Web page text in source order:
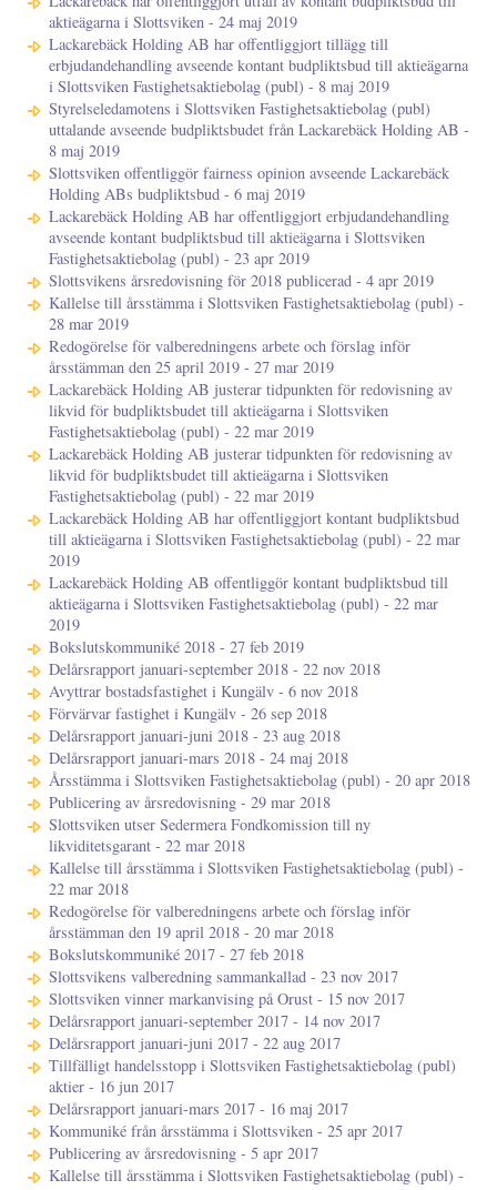
aktieägarna i Slottsviken - 24 maj 2019
Lackarebäck Holding AB har offentliggjort tillägg till
erbjudandehandling avseende kontant budpliktsbud till aktieägarna
i Slottsviken Fastighetsaktiebolag (publ) - 8 maj 2019
Styrelseledamotens i Slottsviken Fastighetsaktiebolag (publ)
uttalande avseende budpliktsbudet från Lackarebäck Holding AB -
8 maj 2019
Slottsviken offentliggör fairness opinion avseende Lackarebäck
Holding ABs budpliktsbud - 6 maj 2019
Lackarebäck Holding AB har offentliggjort erbjudandehandling
avseende kontant budpliktsbud till aktieägarna i Slottsviken
Fastighetsaktiebolag (publ) - 23 apr 2019
Slottsvikens årsredovisning för 2018 publicerad - 4 apr 2019
Kallelse till årsstämma i Slottsviken Fastighetsaktiebolag (publ) -
28 mar 2019
Redogörelse för valberedningens arbete och förslag inför
årsstämman den 25 april 2019 - 27 mar 2019
Lackarebäck Holding AB justerar tidpunkten för redovisning av
likvid för budpliktsbudet till aktieägarna i Slottsviken
Fastighetsaktiebolag (publ) - 22 mar 2019
Lackarebäck Holding AB justerar tidpunkten för redovisning av
likvid för budpliktsbudet till aktieägarna i Slottsviken
Fastighetsaktiebolag (publ) - 22 mar 2019
Lackarebäck Holding AB har offentliggjort kontant budpliktsbud
till aktieägarna i Slottsviken Fastighetsaktiebolag (publ) - 22 mar
2019
Lackarebäck Holding AB offentliggör kontant budpliktsbud till
aktieägarna i Slottsviken Fastighetsaktiebolag (publ) - 22 mar
2019
Bokslutskommuniké 2018 - 27 feb 2019
Delårsrapport januari-september 2018 - 22 nov 2018
Avyttrar bostadsfastighet i Kungälv - 6 nov 2018
Förvärvar fastighet i Kungälv - 26 sep 2018
Delårsrapport januari-juni 2018 - 23 aug 2018
Delårsrapport januari-mars 2018 - 24 maj 2018
Årsstämma i Slottsviken Fastighetsaktiebolag (publ) - 20 apr 2018
Publicering av årsredovisning - 29 mar 2018
Slottsviken utser Sedermera Fondkomission till ny
likviditetsgarant - 22 mar 2018
Kallelse till årsstämma i Slottsviken Fastighetsaktiebolag (publ) -
22 mar 2018
Redogörelse för valberedningens arbete och förslag inför
årsstämman den 19 april 2018 - 20 mar 2018
Bokslutskommuniké 2017 - 27 feb 2018
Slottsvikens valberedning sammankallad - 23 nov 2017
Slottsviken vinner markanvising på Orust - 15 nov 2017
Delårsrapport januari-september 2017 - 14 nov 2017
Delårsrapport januari-juni 2017 - 22 aug 2017
Tillfälligt handelsstopp i Slottsviken Fastighetsaktiebolag (publ)
aktier - 16 jun 2017
Delårsrapport januari-mars 2017 - 16 maj 2017
Kommuniké från årsstämma i Slottsviken - 25 apr 2017
Publicering av årsredovisning - 5 apr 2017
Kallelse till årsstämma i Slottsviken Fastighetsaktiebolag (publ) -